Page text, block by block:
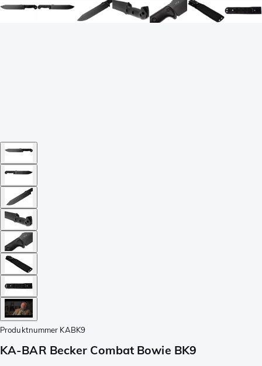
Produktnummer KABK9
KA-BAR Becker Combat Bowie BK9